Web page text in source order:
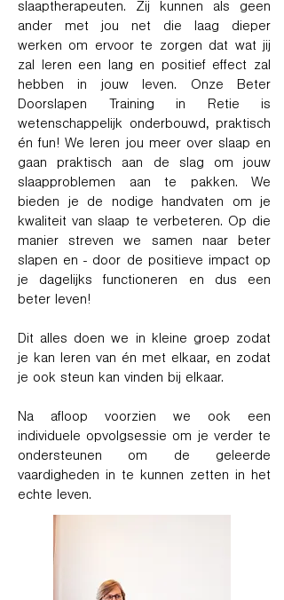
slaaptherapeuten. Zij kunnen als geen
ander met jou net die laag dieper
werken om ervoor te zorgen dat wat jij
zal leren een lang en positief effect zal
hebben in jouw leven. Onze Beter
Doorslapen Training in Retie is
wetenschappelijk onderbouwd, praktisch
én fun! We leren jou meer over slaap en
gaan praktisch aan de slag om jouw
slaapproblemen aan te pakken. We
bieden je de nodige handvaten om je
kwaliteit van slaap te verbeteren. Op die
manier streven we samen naar beter
slapen en - door de positieve impact op
je dagelijks functioneren en dus een
beter leven!
Dit alles doen we in kleine groep zodat
je kan leren van én met elkaar, en zodat
je ook steun kan vinden bij elkaar.
Na afloop voorzien we ook een
individuele opvolgsessie om je verder te
ondersteunen om de geleerde
vaardigheden in te kunnen zetten in het
echte leven.